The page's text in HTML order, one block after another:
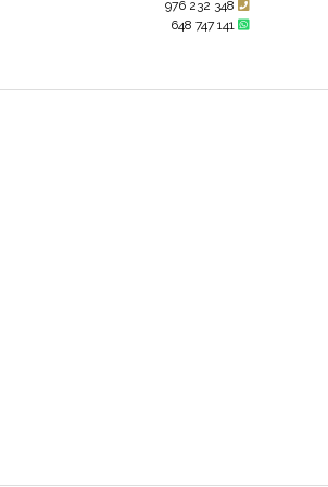
976 232 348
648 747 141